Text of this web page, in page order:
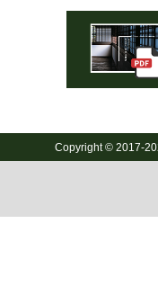
Copyright © 2017-